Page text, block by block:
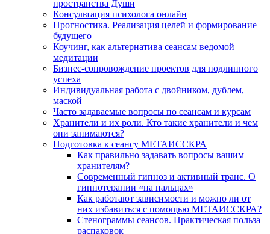
пространства Души
Консультация психолога онлайн
Прогностика. Реализация целей и формирование
будущего
Коучинг, как альтернатива сеансам ведомой
медитации
Бизнес-сопровождение проектов для подлинного
успеха
Индивидуальная работа с двойником, дублем,
маской
Часто задаваемые вопросы по сеансам и курсам
Хранители и их роли. Кто такие хранители и чем
они занимаются?
Подготовка к сеансу МЕТАИССКРА
Как правильно задавать вопросы вашим
хранителям?
Современный гипноз и активный транс. О
гипнотерапии «на пальцах»
Как работают зависимости и можно ли от
них избавиться с помощью МЕТАИССКРА?
Стенограммы сеансов. Практическая польза
распаковок